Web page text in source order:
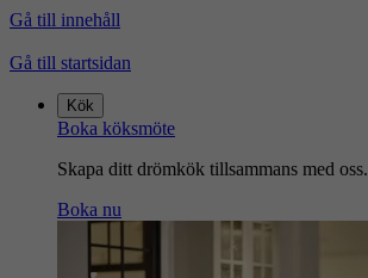
Gå till innehåll
Gå till startsidan
Kök
Boka köksmöte
Skapa ditt drömkök tillsammans med oss.
Boka nu